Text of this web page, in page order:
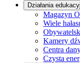
Działania
Magazyn
Wiele
Kamery
Centra
Czysta